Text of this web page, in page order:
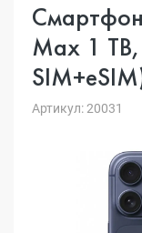
Max 1
Артикул: 20031